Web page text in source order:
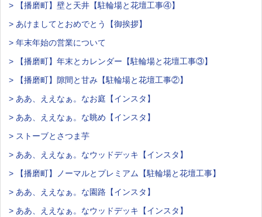
> 【播磨町】壁と天井【駐輪場と花壇工事④】
> あけましてとおめでとう【御挨拶】
> 年末年始の営業について
> 【播磨町】年末とカレンダー【駐輪場と花壇工事③】
> 【播磨町】隙間と甘み【駐輪場と花壇工事②】
> ああ、ええなぁ。なお庭【インスタ】
> ああ、ええなぁ。な眺め【インスタ】
> ストーブとさつま芋
> ああ、ええなぁ。なウッドデッキ【インスタ】
> 【播磨町】ノーマルとプレミアム【駐輪場と花壇工事】
> ああ、ええなぁ。な園路【インスタ】
> ああ、ええなぁ。なウッドデッキ【インスタ】